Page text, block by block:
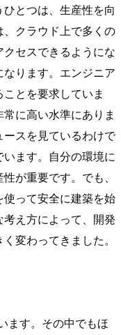
とつは、生産性を向
クラウド上で多くの
セスできるようにな
ります。エンジニア
とを要求していま
に高い水準にありま
スを見ているわけで
ます。自分の環境に
が重要です。でも、
って安全に建築を始
え方によって、開発
変わってきました。
ます。その中でもほ